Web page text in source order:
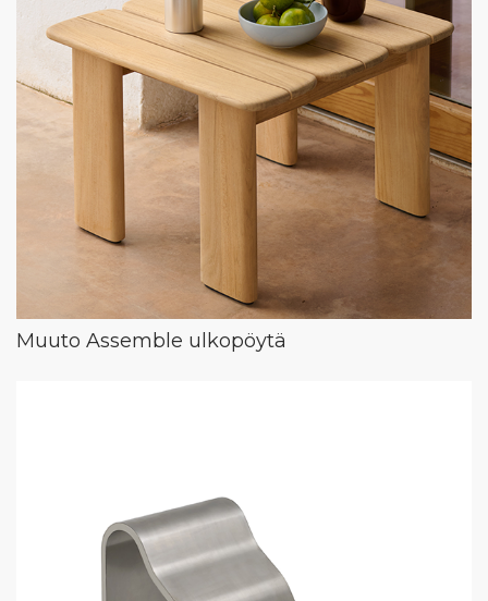
Muuto Assemble ulkopöytä